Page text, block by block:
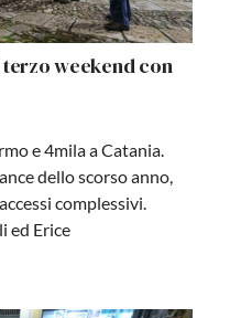
weekend con
e 4mila a Catania.
dello scorso anno,
complessivi.
ed Erice